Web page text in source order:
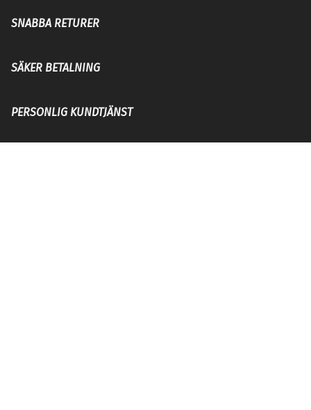
SNABBA RETURER
SÄKER BETALNING
PERSONLIG KUNDTJÄNST